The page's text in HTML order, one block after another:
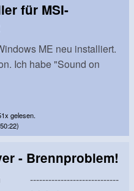
für MSI-
ME neu installiert.
Ich habe "Sound on
gelesen.
- Brennproblem!
-----------------------------